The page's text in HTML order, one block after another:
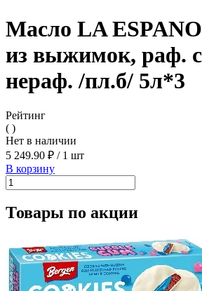
Масло LA
из выжимок, раф.
нераф. /пл.б/ 5л*3
Рейтинг
( )
Нет в наличии
5 249.90 ₽ /1 шт
В корзину
Товары по акции